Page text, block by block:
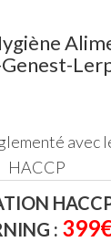
avec
HACCP
: